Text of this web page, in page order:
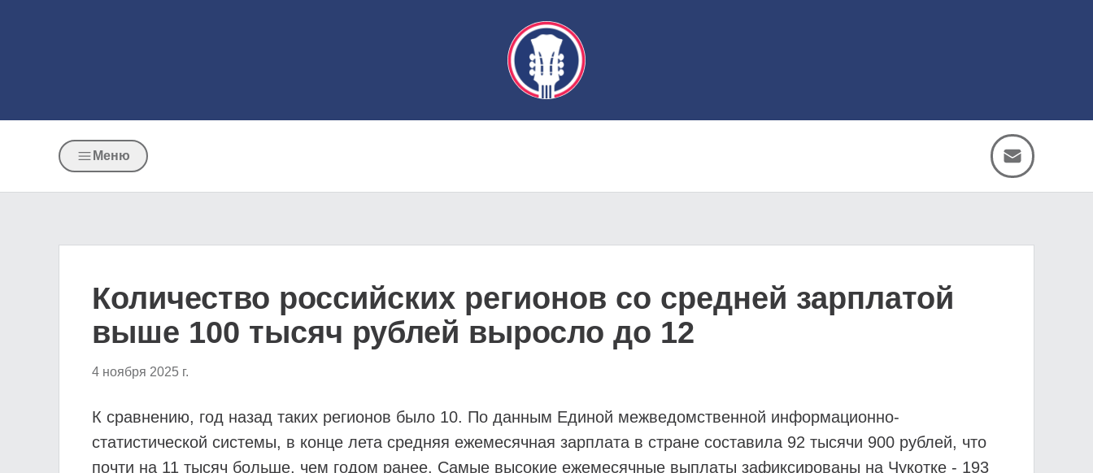
Меню
Количество российских регионов со средней зарплатой
выше 100 тысяч рублей выросло до 12
4 ноября 2025 г.
К сравнению, год назад таких регионов было 10. По данным Единой межведомственной информационно-
статистической системы, в конце лета средняя ежемесячная зарплата в стране составила 92 тысячи 900 рублей, что
почти на 11 тысяч больше, чем годом ранее. Самые высокие ежемесячные выплаты зафиксированы на Чукотке - 193